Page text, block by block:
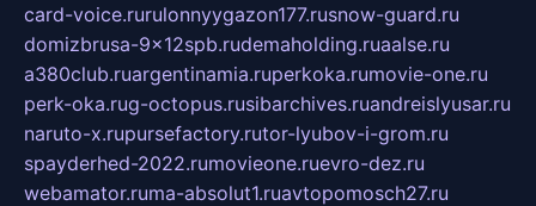
card-voice.rurulonnyygazon177.rusnow-guard.ru
domizbrusa-9x12spb.rudemaholding.ruaalse.ru
a380club.ruargentinamia.ruperkoka.rumovie-one.ru
perk-oka.rug-octopus.rusibarchives.ruandreislyusar.ru
naruto-x.rupursefactory.rutor-lyubov-i-grom.ru
spayderhed-2022.rumovieone.ruevro-dez.ru
webamator.ruma-absolut1.ruavtopomosch27.ru